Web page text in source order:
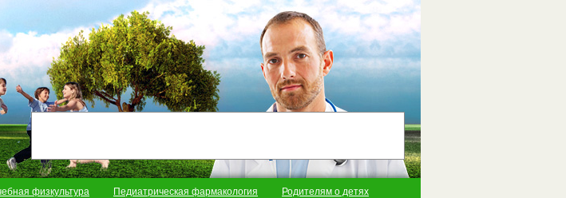
физкультура Педиатрическая фармакология Родителям о детях